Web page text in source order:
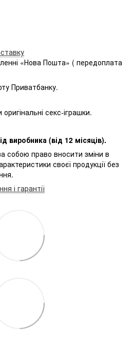
«Нова Пошта» ( передоплата
Приватбанку.
секс-іграшки.
виробника (від 12 місяців).
собою право вносити зміни в
своєї продукції без
і гарантії